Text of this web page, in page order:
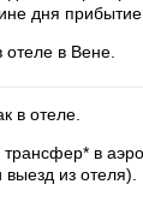
дня прибытие
отеле в Вене.
в отеле.
в
выезд из отеля).